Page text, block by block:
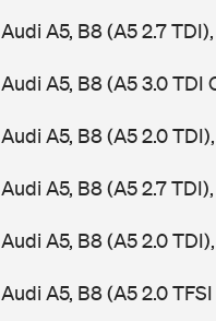
Audi A5, B8 (A5 2.7
Audi A5, B8 (A5 3.0 TDI
Audi A5, B8 (A5 2.0
Audi A5, B8 (A5 2.7
Audi A5, B8 (A5 2.0
Audi A5, B8 (A5 2.0